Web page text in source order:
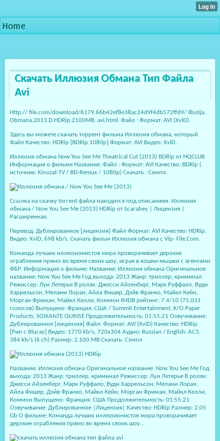
Home
Скачать Иллюзия Обмана Тип Файла
Avi
Http:// file.com/download/6179.66b42ef8e38ac24d9f4db572ffd9/ Illuzija.
Obmana.2013.D.HDRip.2100MB. avi.html. Файл : Формат: AVI (XviD).
Здесь вы можете скачать торрент фильма Иллюзия обмана, который
Файл Качество: НDRip [BDRip 1080p] Формат: AVI Видео: XviD.
Иллюзия обмана Now You See Me Theatrical Cut (2013) BDRip от HQCLUB
Информация о фильме Название: Файл : Формат: AVI Качество: BDRip (
источник: Kinozal-TV / BD-Remux / 1080p) Скачать : Семпл.
Ссылка на скачку torrent файла находится под описанием. Иллюзия
обмана / Now You See Me (2013) HDRip от Scarabey | Лицензия |
Расширенная.
Перевод: Дублированное [лицензия] Файл Формат: AVI Качество: HDRip.
Видео: XviD, 698 kb/s, Скачать фильм Иллюзия обмана с Vip- File.Com.
Команда лучших иллюзионистов мира проворачивает дерзкие
ограбления прямо во время своих шоу, играя в кошки-мышки с агентами
ФБР. Информация о фильме: Название: Иллюзия обмана Оригинальное
название: Now You See Me Год выхода: 2013 Жанр: триллер, криминал
Режиссер: Луи Летерье В ролях: Джесси Айзенберг, Марк Руффало, Вуди
Харрельсон, Мелани Лоран, Айла Фишер, Дэйв Франко, Майкл Кейн,
Морган Фриман, Майкл Келли, Коммон IMDB рейтинг: 7.4/10 (75,031
голосов) Выпущено: Франция, США / Summit Entertainment, K/O Paper
Products, SOIXAN7E QUIN5E Продолжительность: 01:55:21 Озвучивание:
Дублированное [лицензия] Файл: Формат: AVI (XviD) Качество: HDRip
[Рип с Bluray] Видео: 1770 kb/s, 720x304 Аудио: Russian / English: AC3,
384 kb/s (6 ch) Размер: 2,100 MB Скачать: Сэмпл
Название: Иллюзия обмана Оригинальное название: Now You See Me Год
выхода: 2013 Жанр: триллер, криминал Режиссер: Луи Летерье В ролях:
Джесси Айзенберг, Марк Руффало, Вуди Харрельсон, Мелани Лоран,
Айла Фишер, Дэйв Франко, Майкл Кейн, Морган Фриман, Майкл Келли,
Коммон Выпущено: Франция, США Продолжительность: 01:55:21
Озвучивание: Дублированное |Лицензия| Качество: HDRip Размер: 2.05
Gb О фильме: Команда лучших иллюзионистов мира проворачивает
дерзкие ограбления прямо во время своих шоу...